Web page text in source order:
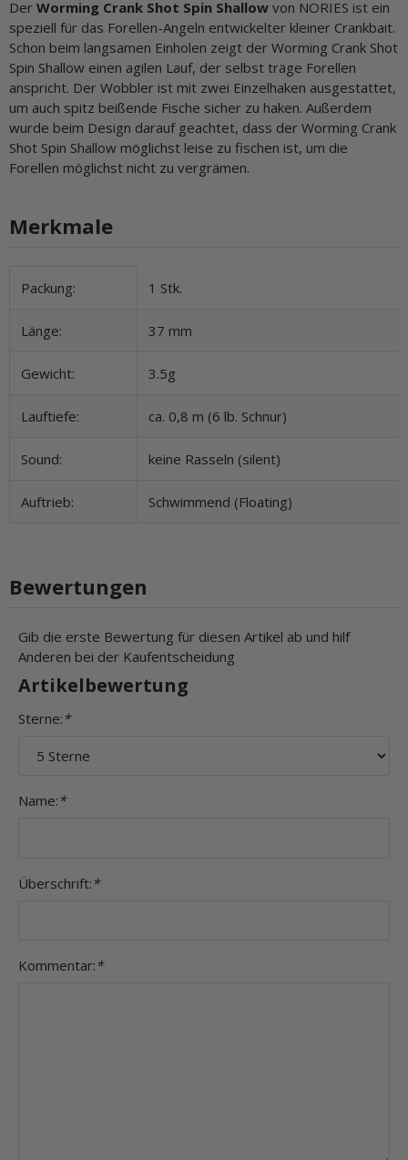
Der Worming Crank Shot Spin Shallow von NORIES ist ein
speziell für das Forellen-Angeln entwickelter kleiner Crankbait.
Schon beim langsamen Einholen zeigt der Worming Crank Shot
Spin Shallow einen agilen Lauf, der selbst träge Forellen
anspricht. Der Wobbler ist mit zwei Einzelhaken ausgestattet,
um auch spitz beißende Fische sicher zu haken. Außerdem
wurde beim Design darauf geachtet, dass der Worming Crank
Shot Spin Shallow möglichst leise zu fischen ist, um die
Forellen möglichst nicht zu vergrämen.
Merkmale
Produkteigenschaft
Wert
Packung: 1 Stk.
Länge: 37 mm
Gewicht: 3.5g
Lauftiefe: ca. 0,8 m (6 lb. Schnur)
Sound: keine Rasseln (silent)
Auftrieb: Schwimmend (Floating)
Bewertungen
Gib die erste Bewertung für diesen Artikel ab und hilf
Anderen bei der Kaufentscheidung
Artikelbewertung
Sterne: *
Name: *
Überschrift: *
Kommentar: *